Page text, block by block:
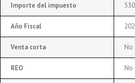
Importe del impuesto
Año Fiscal
Venta corta No
REO No